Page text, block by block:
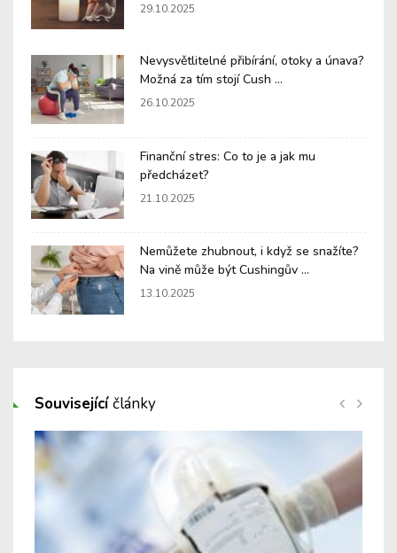
29.10.2025
Nevysvětlitelné přibírání, otoky a únava?
Možná za tím stojí Cush ...
26.10.2025
Finanční stres: Co to je a jak mu
předcházet?
21.10.2025
Nemůžete zhubnout, i když se snažíte?
Na vině může být Cushingův ...
13.10.2025
Souvisejícíčlánky